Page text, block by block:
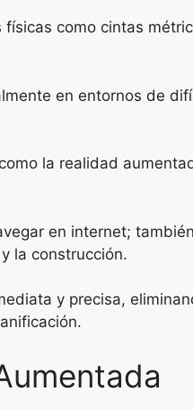
como cintas
en entornos de
la realidad
en internet;
la construcción.
y precisa,